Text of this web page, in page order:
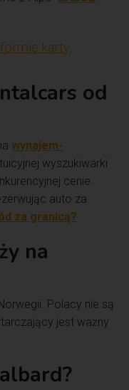
karty,
od
wynajem-
wyszukiwarki
cenie.
auto za
za granicą?
na
Polacy nie są
jest ważny